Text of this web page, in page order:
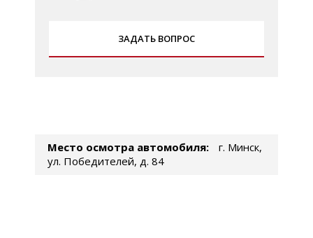
ЗАДАТЬ ВОПРОС
Место осмотра автомобиля:
г. Минск,
ул. Победителей, д. 84